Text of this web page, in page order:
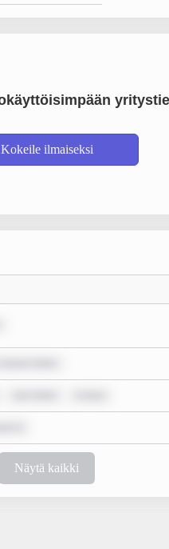
Kokeile ilmaiseksi
Näytä kaikki